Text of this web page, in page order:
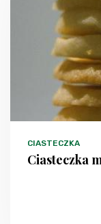
CIASTECZKA
Ciasteczka